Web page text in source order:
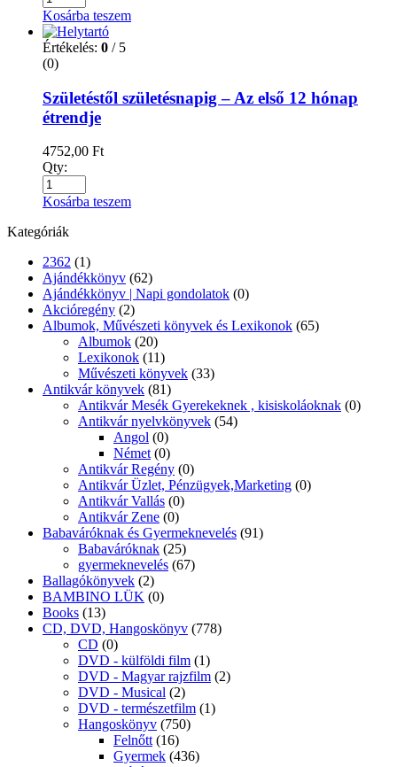
Kosárba teszem
Értékelés: 0 / 5
(0)
Születéstől születésnapig – Az első 12 hónap
étrendje
4752,00 Ft
Qty:
Kosárba teszem
Kategóriák
2362 (1)
Ajándékkönyv (62)
Ajándékkönyv | Napi gondolatok (0)
Akcióregény (2)
Albumok, Művészeti könyvek és Lexikonok (65)
Albumok (20)
Lexikonok (11)
Művészeti könyvek (33)
Antikvár könyvek (81)
Antikvár Mesék Gyerekeknek , kisiskoláoknak (0)
Antikvár nyelvkönyvek (54)
Angol (0)
Német (0)
Antikvár Regény (0)
Antikvár Üzlet, Pénzügyek,Marketing (0)
Antikvár Vallás (0)
Antikvár Zene (0)
Babaváróknak és Gyermeknevelés (91)
Babaváróknak (25)
gyermeknevelés (67)
Ballagókönyvek (2)
BAMBINO LÜK (0)
Books (13)
CD, DVD, Hangoskönyv (778)
CD (0)
DVD - külföldi film (1)
DVD - Magyar rajzfilm (2)
DVD - Musical (2)
DVD - természetfilm (1)
Hangoskönyv (750)
Felnőtt (16)
Gyermek (436)